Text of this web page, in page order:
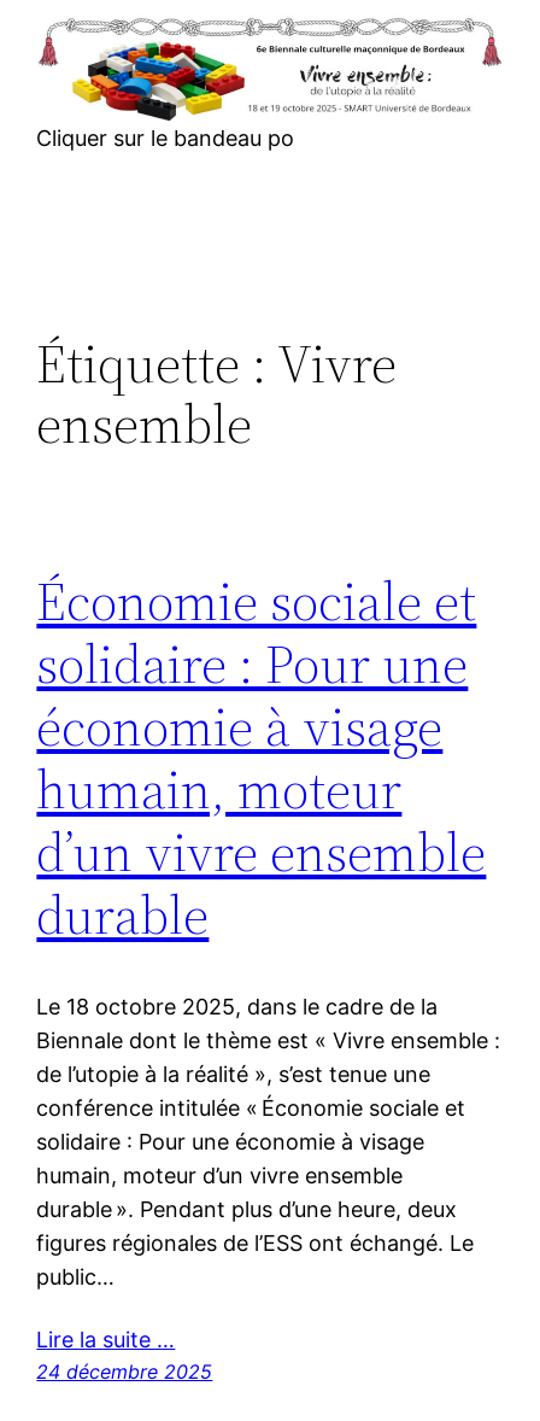
Aller
contenu
Cliquer sur le bandeau po
Étiquette : Vivre
ensemble
Économie sociale et
solidaire : Pour une
économie à visage
humain, moteur
d’un vivre ensemble
durable
Le 18 octobre 2025, dans le cadre de la
Biennale dont le thème est « Vivre ensemble :
de l’utopie à la réalité », s’est tenue une
conférence intitulée « Économie sociale et
solidaire : Pour une économie à visage
humain, moteur d’un vivre ensemble
durable ». Pendant plus d’une heure, deux
figures régionales de l’ESS ont échangé. Le
public…
Lire la suite …
24 décembre 2025